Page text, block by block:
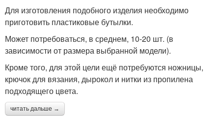
Для изготовления подобного изделия необходимо
приготовить пластиковые бутылки.
Может потребоваться, в среднем, 10-20 шт. (в
зависимости от размера выбранной модели).
Кроме того, для этой цели ещё потребуются ножницы,
крючок для вязания, дырокол и нитки из пропилена
подходящего цвета.
читать дальше →